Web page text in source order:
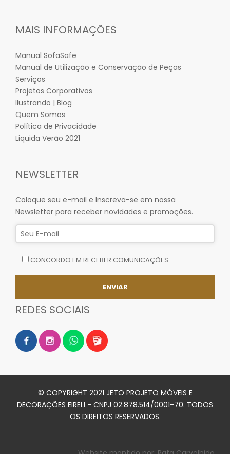
MAIS INFORMAÇÕES
Manual SofaSafe
Manual de Utilização e Conservação de Peças
Serviços
Projetos Corporativos
Ilustrando | Blog
Quem Somos
Política de Privacidade
Liquida Verão 2021
NEWSLETTER
Coloque seu e-mail e Inscreva-se em nossa
Newsletter para receber novidades e promoções.
CONCORDO EM RECEBER COMUNICAÇÕES.
REDES SOCIAIS
© COPYRIGHT 2021 JETO PROJETO MÓVEIS E
DECORAÇÕES EIRELI - CNPJ 02.878.514/0001-70. TODOS
OS DIREITOS RESERVADOS.